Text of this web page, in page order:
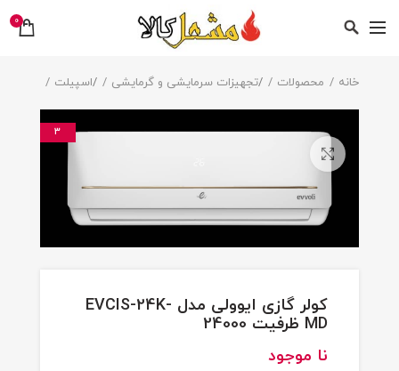
0
خانه محصولات /تجهیزات سرمایشی و گرمایشی /اسپیلت
3
کولر گازی ایوولی مدل EVCIS-24K-
MD ظرفیت 24000
نا موجود